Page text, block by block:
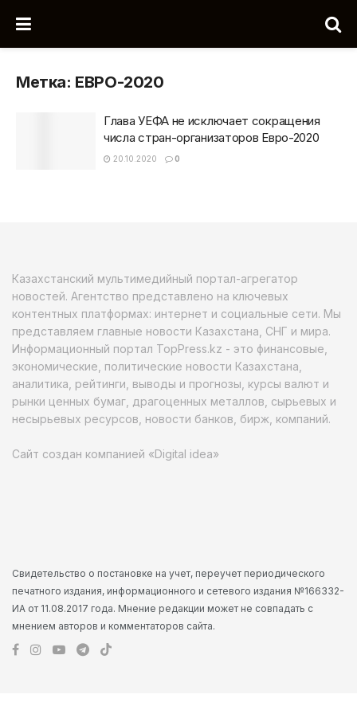
Метка: ЕВРО-2020
Глава УЕФА не исключает сокращения
числа стран-организаторов Евро-2020
20.10.2020 0
Казахстанский мультимедийный портал-агрегатор
новостей. Агентство представлено на ключевых
контентных платформах: интернет и социальные сети. Мы
представляем главные новости Казахстана, СНГ и мира.
Информационный портал TopPress.kz - это финансовые,
экономические, политические новости Казахстана,
аналитика, рейтинги, выводы и прогнозы, курсы валют и
рынки ценных бумаг, драгоценных металлов, сырьевых и
несырьевых ресурсов, новости банков, бирж, компаний.
Сайт создан компанией «Digital idea»
Свидетельство о постановке на учет, переучет периодического
печатного издания, информационного и сетевого издания №166332-
ИА от 11.08.2017 года. Мнение редакции может не совпадать с
мнением авторов и комментаторов сайта.